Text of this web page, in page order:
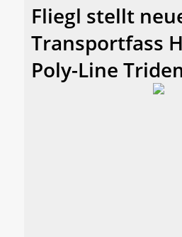
Fliegl stellt
Transportfass
Poly-Line